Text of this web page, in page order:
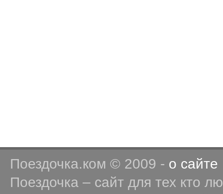
Поездочка.ком © 2009 - о сайте
Поездочка – сайт для тех кто